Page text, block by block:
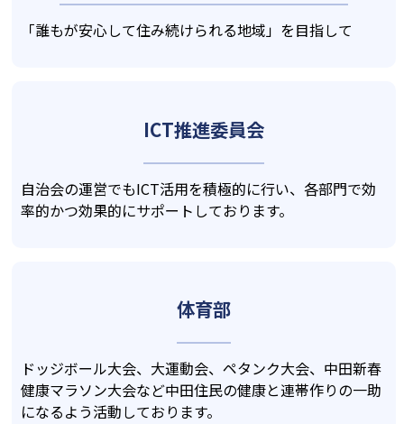
「誰もが安心して住み続けられる地域」を目指して
ICT推進委員会
自治会の運営でもICT活用を積極的に行い、各部門で効
率的かつ効果的にサポートしております。
体育部
ドッジボール大会、大運動会、ペタンク大会、中田新春
健康マラソン大会など中田住民の健康と連帯作りの一助
になるよう活動しております。